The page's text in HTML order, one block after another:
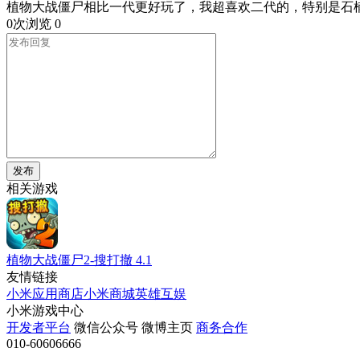
植物大战僵尸相比一代更好玩了，我超喜欢二代的，特别是石
0次浏览 0
发布
相关游戏
植物大战僵尸2-搜打撤 4.1
友情链接
小米应用商店小米商城英雄互娱
小米游戏中心
开发者平台 微信公众号 微博主页 商务合作
010-60606666